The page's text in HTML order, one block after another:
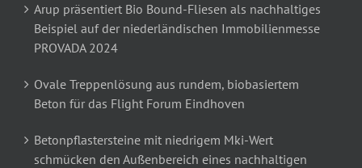
Arup präsentiert Bio Bound-Fliesen als nachhaltiges
Beispiel auf der niederländischen Immobilienmesse
PROVADA 2024
Ovale Treppenlösung aus rundem, biobasiertem
Beton für das Flight Forum Eindhoven
Betonpflastersteine mit niedrigem Mki-Wert
schmücken den Außenbereich eines nachhaltigen